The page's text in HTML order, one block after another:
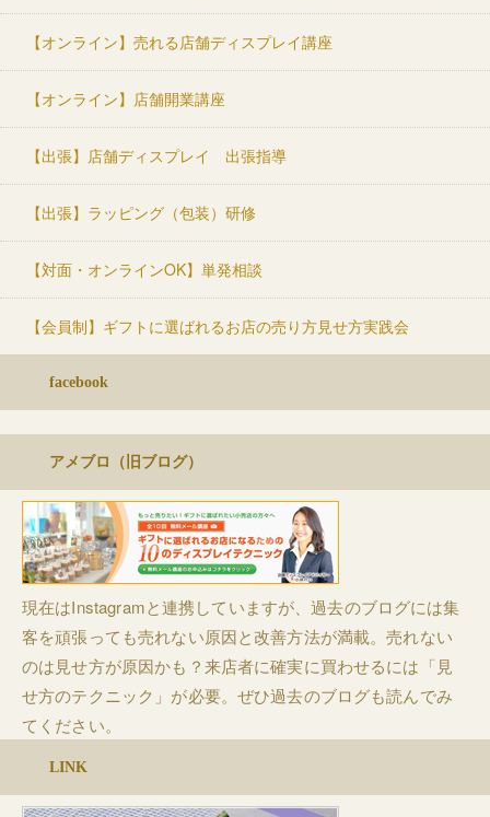
【オンライン】売れる店舗ディスプレイ講座
【オンライン】店舗開業講座
【出張】店舗ディスプレイ 出張指導
【出張】ラッピング（包装）研修
【対面・オンラインOK】単発相談
【会員制】ギフトに選ばれるお店の売り方見せ方実践会
facebook
アメブロ（旧ブログ）
現在はInstagramと連携していますが、過去のブログには集
客を頑張っても売れない原因と改善方法が満載。売れない
のは見せ方が原因かも？来店者に確実に買わせるには「見
せ方のテクニック」が必要。ぜひ過去のブログも読んでみ
てください。
LINK